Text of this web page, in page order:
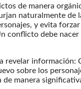
de manera
naturalmente de
y evita
conflicto debe nacer
revelar información:
sobre los
de manera